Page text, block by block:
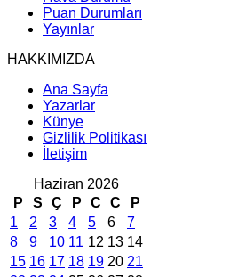
Puan Durumları
Yayınlar
HAKKIMIZDA
Ana Sayfa
Yazarlar
Künye
Gizlilik Politikası
İletişim
Haziran 2026
P
S Ç P C C
P
1
2 3 4 5 6
7
8
9 10 11 12 13 14
15 16 17 18 19 20 21